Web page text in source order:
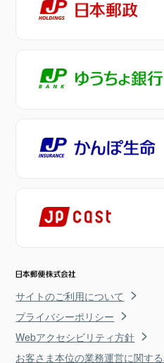
サイトのご利用について
プライバシーポリシー
Webアクセシビリティ方針
お客さま本位の業務運営に関す